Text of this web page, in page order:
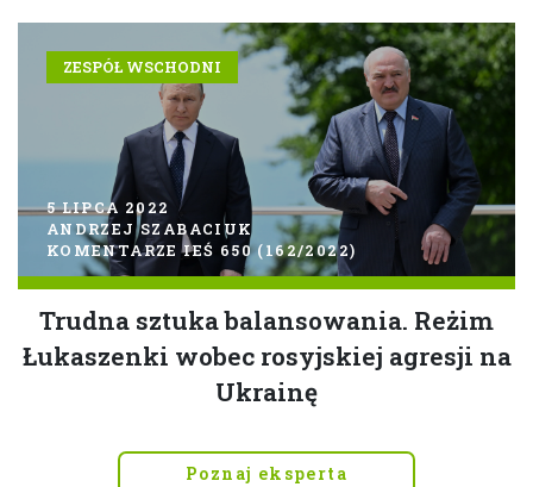
ZESPÓŁ WSCHODNI
5 LIPCA 2022
ANDRZEJ SZABACIUK
KOMENTARZE IEŚ 650 (162/2022)
Trudna sztuka balansowania. Reżim
Łukaszenki wobec rosyjskiej agresji na
Ukrainę
Poznaj eksperta